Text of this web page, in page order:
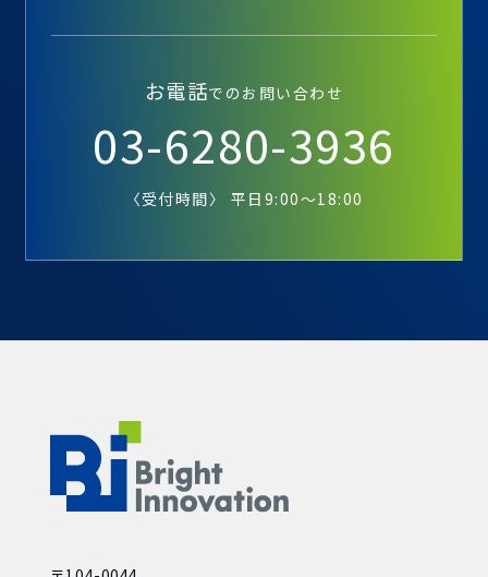
お電話でのお問い合わせ
03-6280-3936
〈受付時間〉 平日9:00～18:00